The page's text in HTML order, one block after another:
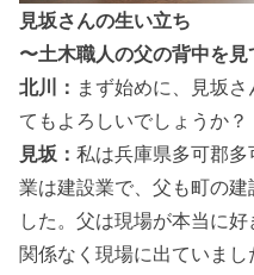
見坂さんの生い立ち
〜土木職人の父の背中を
北川： まず始めに、見坂
てもよろしいでしょうか？
見坂： 私は兵庫県多可郡
業は建設業で、父も町の
した。父は現場が本当に
関係なく現場に出ていま